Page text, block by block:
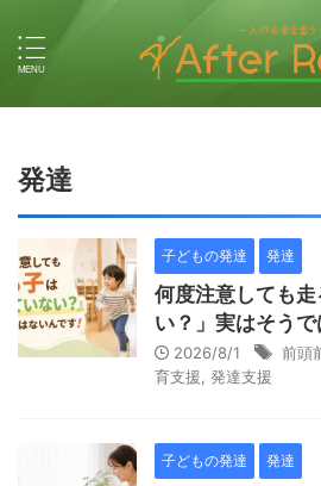
発達
子どもの発達 発達
何度注意しても
い？」実はそうで
2026/8/1 前頭
育支援 発達支援
子どもの発達 発達